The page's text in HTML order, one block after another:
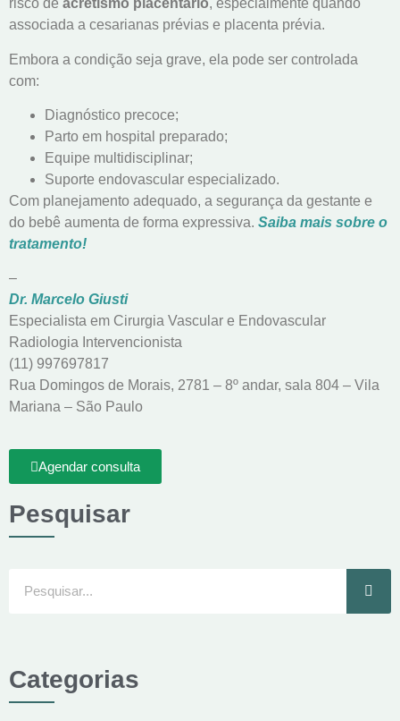
risco de acretismo placentário, especialmente quando
associada a cesarianas prévias e placenta prévia.
Embora a condição seja grave, ela pode ser controlada
com:
Diagnóstico precoce;
Parto em hospital preparado;
Equipe multidisciplinar;
Suporte endovascular especializado.
Com planejamento adequado, a segurança da gestante e
do bebê aumenta de forma expressiva. Saiba mais sobre o
tratamento!
–
Dr. Marcelo Giusti
Especialista em Cirurgia Vascular e Endovascular
Radiologia Intervencionista
(11) 997697817
Rua Domingos de Morais, 2781 – 8º andar, sala 804 – Vila
Mariana – São Paulo
Agendar consulta
Pesquisar
Categorias